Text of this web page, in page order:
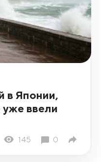
в Японии,
уже ввели
145 0